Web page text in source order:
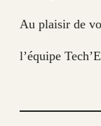
Au plaisir de
l’équipe